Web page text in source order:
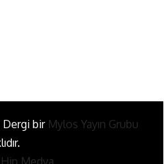
bir Mylos Yayın Grubu
Hip Medya